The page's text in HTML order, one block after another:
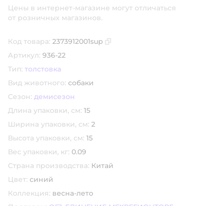
Цены в интернет-магазине могут отличаться
от розничных магазинов.
Код товара: 2373912001sup
Артикул: 936-22
Тип: толстовка
Вид животного: собаки
Сезон: демисезон
Длина упаковки, см: 15
Ширина упаковки, см: 2
Высота упаковки, см: 15
Вес упаковки, кг: 0.09
Страна производства: Китай
Цвет: синий
Коллекция: весна-лето